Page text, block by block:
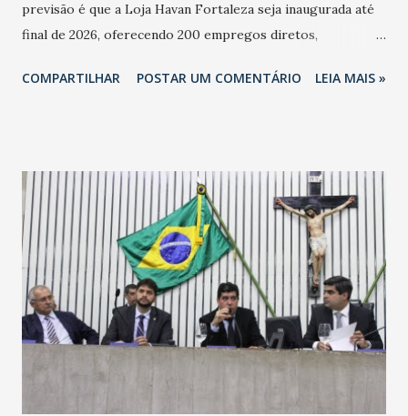
previsão é que a Loja Havan Fortaleza seja inaugurada até
final de 2026, oferecendo 200 empregos diretos,
Havan Fortaleza ainda não foi anunciada oficialmente, mas
COMPARTILHAR POSTAR UM COMENTÁRIO LEIA MAIS »